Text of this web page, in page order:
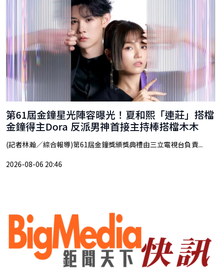
第61屆金鐘星光陣容曝光！夏和熙「連莊」搭檔
金鐘得主Dora 反派男神首接主持棒搭檔木木
(記者林瀚／綜合報導)第61屆金鐘獎頒獎典禮由三立電視台負責...
2026-08-06 20:46